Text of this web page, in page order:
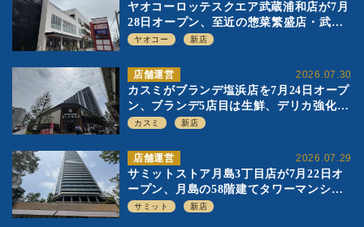
ヤオコーロッテスクエア武蔵浦和店が7月
28日オープン、至近の惣菜繁盛店・武蔵
浦和店とは生鮮強化、ですみ分け
ヤオコー 新店
2026.07.30
店舗運営
カスミがブランデ塩浜店を7月24日オープ
ン、ブランデ5店目は生鮮、デリカ強化の
一方で通常店の要素も取り入れ
カスミ 新店
2026.07.29
店舗運営
サミットストア月島3丁目店が7月22日オ
ープン、月島の58階建てタワーマンショ
ン1階に生鮮強化の小商圏型店を出店
サミット 新店